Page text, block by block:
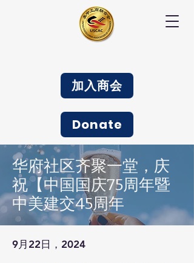
Donate
加入商会
华府社区齐聚一堂，庆
祝【中国国庆75周年暨
中美建交45周年
9月22日，2024